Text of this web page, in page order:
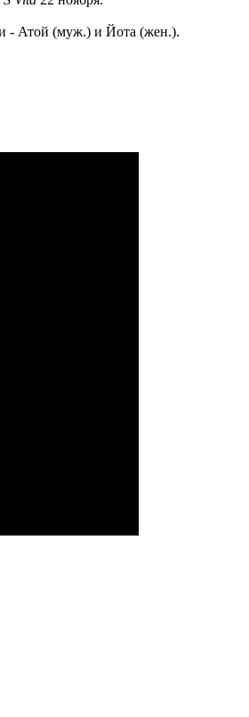
- Атой (муж.) и Йота (жен.).